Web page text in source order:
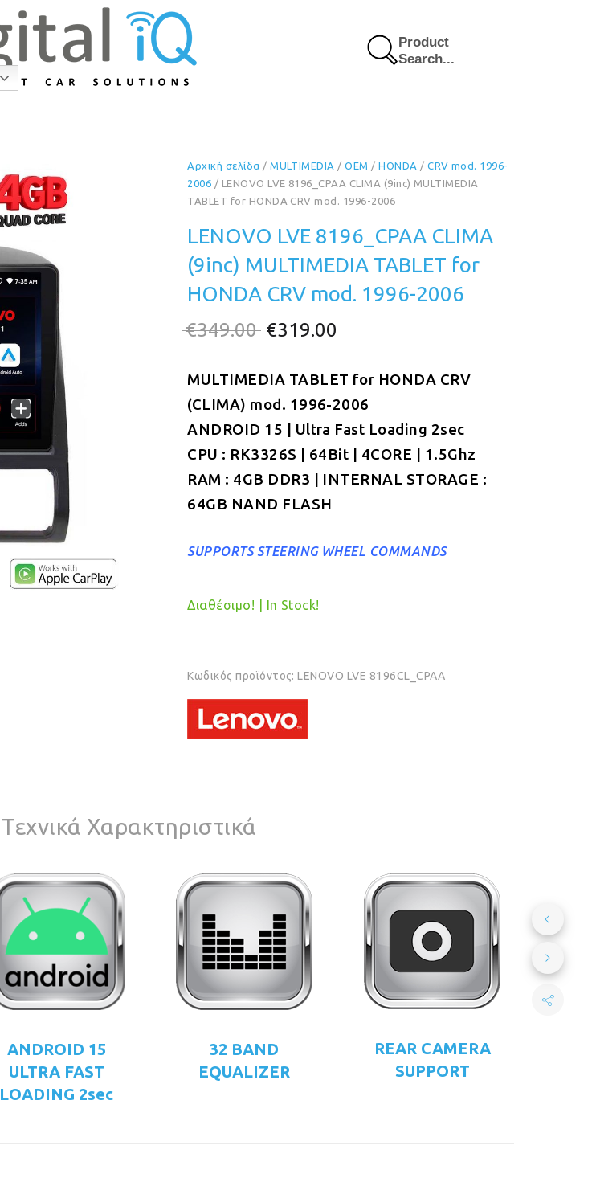
Product
Search...
9% Έκπτωση
Αρχική σελίδα /MULTIMEDIA /OEM /HONDA /CRV mod. 1996-
2006 / LENOVO LVE 8196_CPAA CLIMA (9inc) MULTIMEDIA
TABLET for HONDA CRV mod. 1996-2006
LENOVO LVE 8196_CPAA CLIMA
(9inc) MULTIMEDIA TABLET for
HONDA CRV mod. 1996-2006
€349.00 Original
was:
€349.00.
€319.00
τιμή
είναι:
€319.00.
MULTIMEDIA TABLET for HONDA CRV
(CLIMA) mod. 1996-2006
ANDROID 15 | Ultra Fast Loading 2sec
CPU : RK3326S | 64Bit | 4CORE | 1.5Ghz
RAM : 4GB DDR3 | INTERNAL STORAGE :
64GB NAND FLASH
SUPPORTS STEERING WHEEL COMMANDS
Διαθέσιμο! | In Stock!
Κωδικός προϊόντος:LENOVO LVE 8196CL_CPAA
Τεχνικά Χαρακτηριστικά
ANDROID 15
ULTRA FAST
LOADING 2sec
32 BAND
EQUALIZER
REAR CAMERA
SUPPORT